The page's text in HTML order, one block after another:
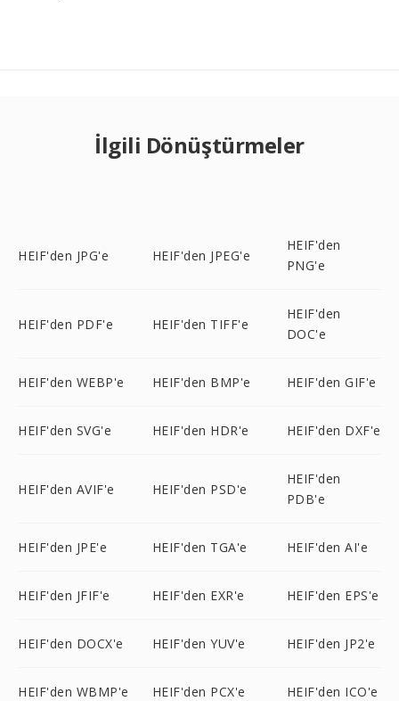
İlgili Dönüştürmeler
HEIF'den JPG'e HEIF'den JPEG'e
HEIF'den
PNG'e
HEIF'den PDF'e HEIF'den TIFF'e
HEIF'den
DOC'e
HEIF'den WEBP'e HEIF'den BMP'e HEIF'den GIF'e
HEIF'den SVG'e HEIF'den HDR'e HEIF'den DXF'e
HEIF'den AVIF'e HEIF'den PSD'e
HEIF'den
PDB'e
HEIF'den JPE'e HEIF'den TGA'e HEIF'den AI'e
HEIF'den JFIF'e HEIF'den EXR'e HEIF'den EPS'e
HEIF'den DOCX'e HEIF'den YUV'e HEIF'den JP2'e
HEIF'den WBMP'e HEIF'den PCX'e HEIF'den ICO'e